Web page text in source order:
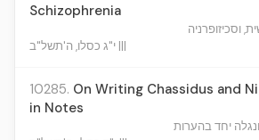
Schizophrenia
וסכיזופרניה
י"ג כסלו, ה'תשל"ב |||
10285. On Writing Chassidus and
in Notes
יחד בהערות